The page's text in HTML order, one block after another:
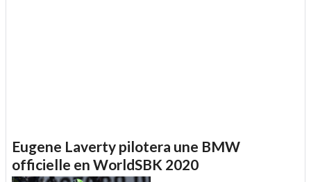
Eugene Laverty pilotera une BMW
officielle en WorldSBK 2020